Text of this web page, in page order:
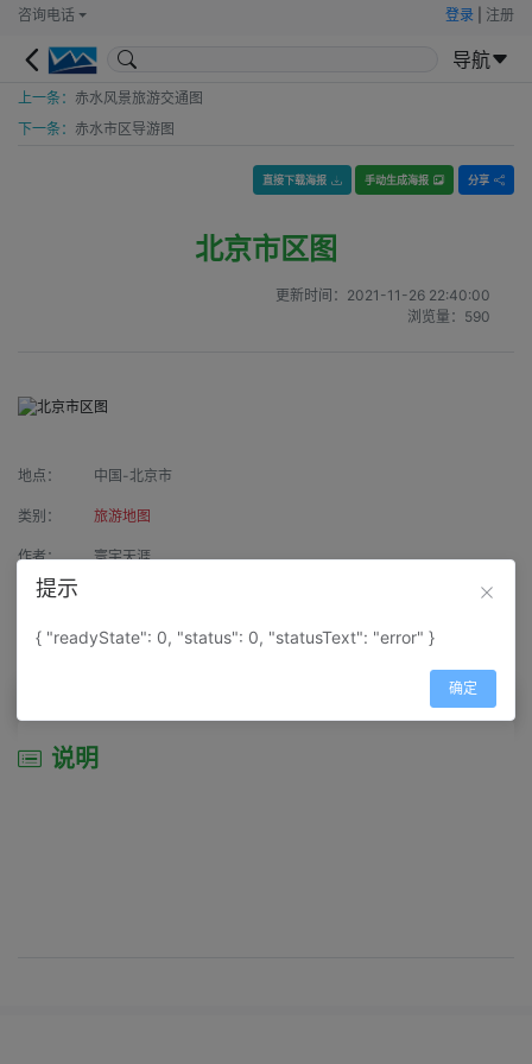
咨询电话 登录 注册
导航
上一条： 赤水风景旅游交通图
下一条： 赤水市区导游图
直接下载海报 手动生成海报 分享
北京市区图
更新时间： 2021-11-26 22:40:00
浏览量： 590
地点： 中国-北京市
类别： 旅游地图
作者： 寰宇天涯
来源：
属性： 地图属性： 地图类型-城市城区图
说明
提示
{ "readyState": 0, "status": 0, "statusText": "error" }
确定